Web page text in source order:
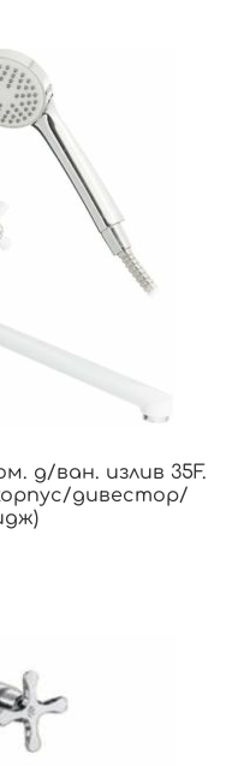
д/ван. излив 35F.
дивестор/